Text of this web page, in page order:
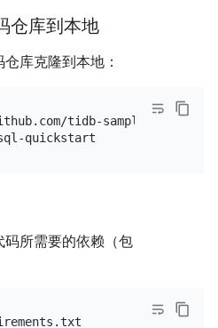
仓库到本地
库克隆到本地：
所需要的依赖（包